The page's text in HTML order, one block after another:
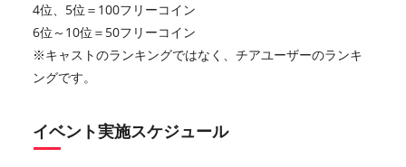
4位、5位＝100フリーコイン
6位～10位＝50フリーコイン
※キャストのランキングではなく、チアユーザーのランキ
ングです。
イベント実施スケジュール